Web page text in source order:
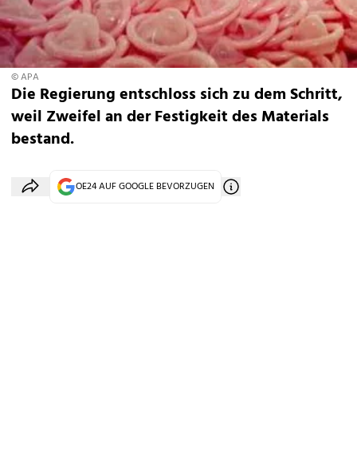
© APA
Die Regierung entschloss sich zu dem Schritt,
weil Zweifel an der Festigkeit des Materials
bestand.
OE24 AUF GOOGLE BEVORZUGEN